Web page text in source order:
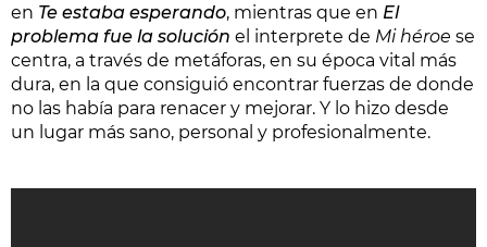
en Te estaba esperando, mientras que en El
problema fue la solución el interprete de Mi héroe se
centra, a través de metáforas, en su época vital más
dura, en la que consiguió encontrar fuerzas de donde
no las había para renacer y mejorar. Y lo hizo desde
un lugar más sano, personal y profesionalmente.